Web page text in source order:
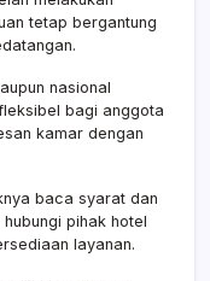
tetap bergantung
nasional
bagi anggota
kamar dengan
baca syarat dan
pihak hotel
layanan.